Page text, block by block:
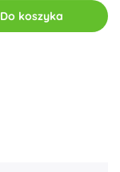
Do koszyka